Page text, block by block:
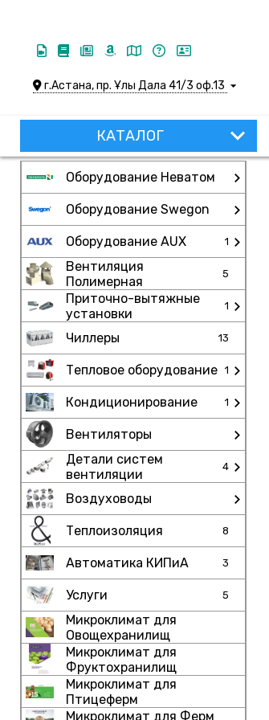
г.Астана, пр. Ұлы Дала 41/3 оф.13
КАТАЛОГ
Оборудование Неватом
Оборудование Swegon
Оборудование AUX 1
Вентиляция
Полимерная
5
Приточно-вытяжные
установки
1
Чиллеры 13
Тепловое оборудование 1
Кондиционирование 1
Вентиляторы
Детали систем
вентиляции
4
Воздуховоды
Теплоизоляция 8
Автоматика КИПиА 3
Услуги 5
Микроклимат для
Овощехранилищ
Микроклимат для
Фруктохранилищ
Микроклимат для
Птицеферм
Микроклимат для Ферм